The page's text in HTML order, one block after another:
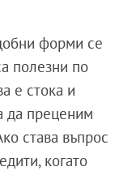
форми се
полезни по
е стока и
да преценим
става въпрос
когато